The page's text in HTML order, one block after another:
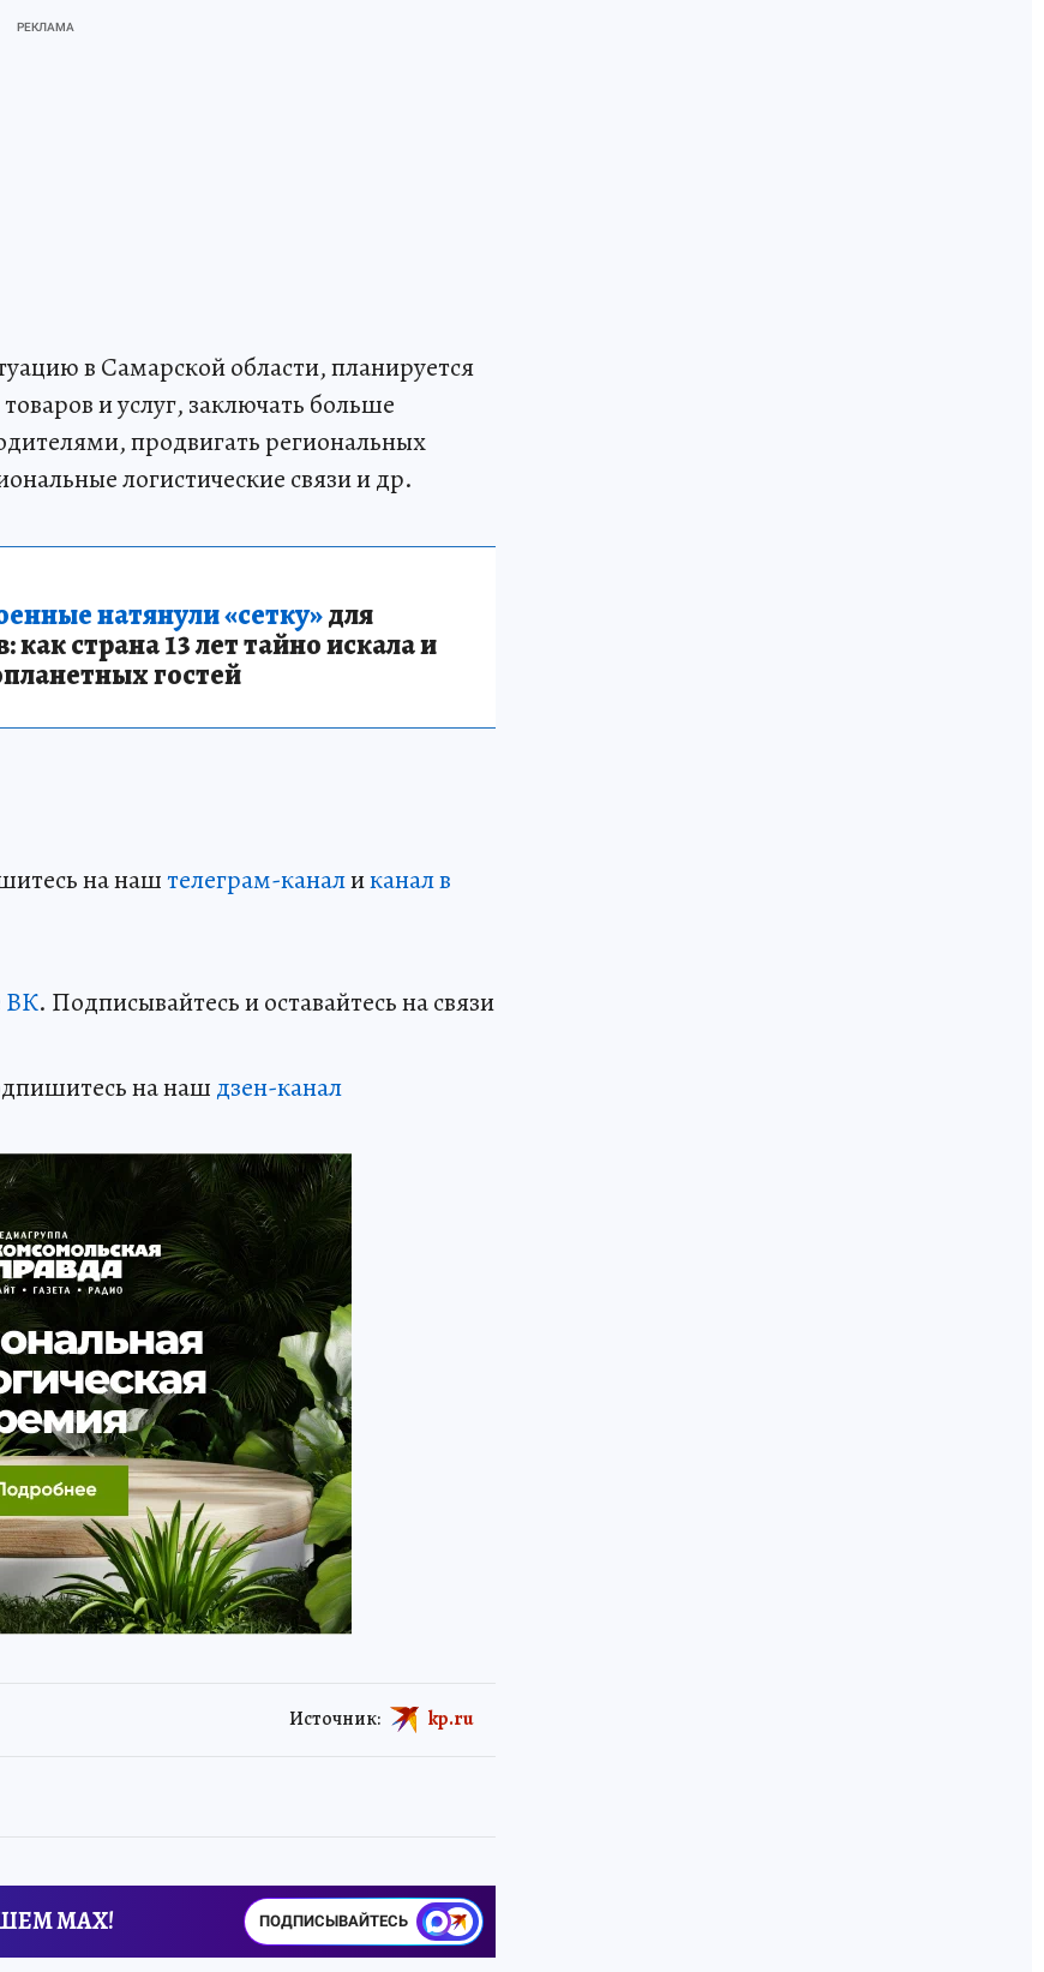
в Самарской области, планируется
и услуг, заключать больше
продвигать региональных
логистические связи и др.
натянули «сетку»для
страна 13 лет тайно искала и
гостей
на наштелеграм-каналиканал в
ВК. Подписывайтесь и оставайтесь на связи
на наш дзен-канал
Источник: kp.ru
MAX! ПОДПИСЫВАЙТЕСЬ